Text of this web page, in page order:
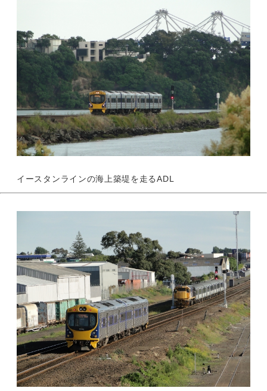
イースタンラインの海上築堤を走るADL